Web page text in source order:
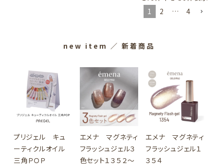
1
2 … 4
new item ／ 新着商品
プリジェル キュ
ーティクルオイル
三角ＰＯＰ
エメナ マグネティ
フラッシュジェル３
色セット１３５２～
エメナ マグネティ
フラッシュジェル１
３５４